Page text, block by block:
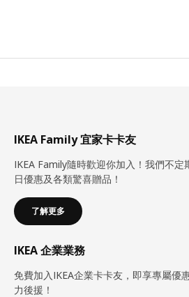
IKEA Family 宜家卡卡友
IKEA Family隨時歡迎你加入！我們不定
日優惠及各類驚喜贈品！
了解更多
IKEA 企業業務
免費加入IKEA企業卡卡友，即享專屬優
力後援！